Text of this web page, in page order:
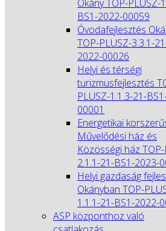
Okány TOP-PLUSZ-
BS1-2022-00059
Óvodafejlesztés
TOP-PLUSZ-3.3.1-
2022-00026
Helyi és térségi
turizmusfejlesztés
PLUSZ-1.1.3-21-
00001
Energetikai
Művelődési ház és
Közösségi ház
2.1.1-21-BS1-2023-
Helyi gazdaság
Okányban TOP-
1.1.1-21-BS1-2022-
ASP központhoz való